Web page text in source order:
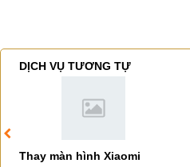
DỊCH VỤ TƯƠNG TỰ
Thay màn hình Xiaomi